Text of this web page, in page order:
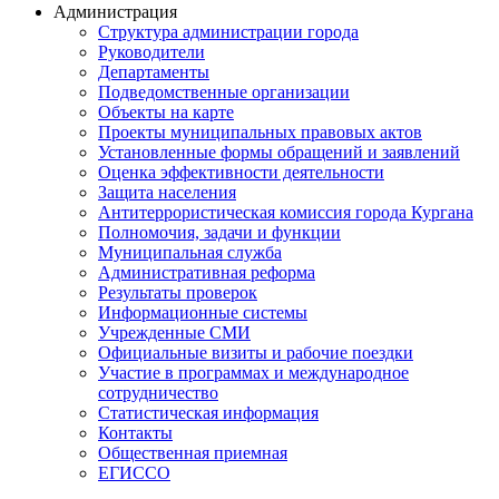
Администрация
Структура администрации города
Руководители
Департаменты
Подведомственные организации
Объекты на карте
Проекты муниципальных правовых актов
Установленные формы обращений и заявлений
Оценка эффективности деятельности
Защита населения
Антитеррористическая комиссия города Кургана
Полномочия, задачи и функции
Муниципальная служба
Административная реформа
Результаты проверок
Информационные системы
Учрежденные СМИ
Официальные визиты и рабочие поездки
Участие в программах и международное
сотрудничество
Статистическая информация
Контакты
Общественная приемная
ЕГИССО